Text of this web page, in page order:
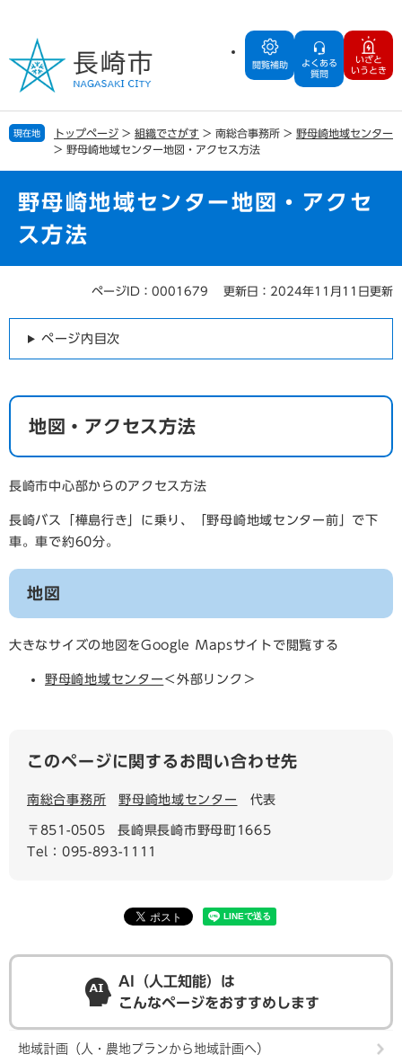
の
で
す
ー
ば
し
閲覧補助
よくある
質問
いざと
いうとき
現在地 トップページ > 組織でさがす > 南総合事務所 > 野母崎地域センター
> 野母崎地域センター地図・アクセス方法
野母崎地域センター地図・アクセ
ス方法
ページID：0001679 更新日：2024年11月11日更新
ページ内目次
地図・アクセス方法
長崎市中心部からのアクセス方法
長崎バス「樺島行き」に乗り、「野母崎地域センター前」で下
車。車で約60分。
地図
大きなサイズの地図をGoogle Mapsサイトで閲覧する
野母崎地域センター ＜外部リンク＞
このページに関するお問い合わせ先
南総合事務所 野母崎地域センター 代表
〒851-0505
長崎県長崎市野母町1665
Tel：095-893-1111
AI（人工知能）は
こんなページをおすすめします
地域計画（人・農地プランから地域計画へ）